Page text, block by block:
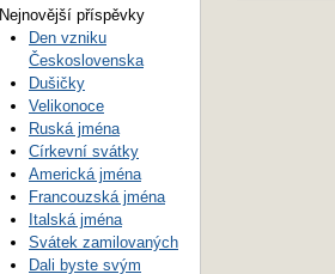
Nejnovější příspěvky
Den vzniku
Československa
Dušičky
Velikonoce
Ruská jména
Církevní svátky
Americká jména
Francouzská jména
Italská jména
Svátek zamilovaných
Dali byste svým